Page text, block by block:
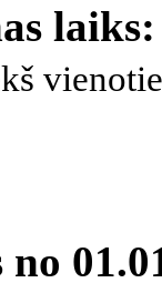
laiks: